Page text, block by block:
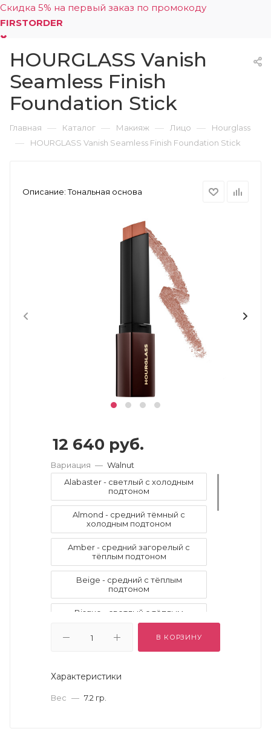
Скидка 5% на первый заказ по промокоду
FIRSTORDER
0
HOURGLASS Vanish
Seamless Finish
Foundation Stick
Главная — Каталог — Макияж — Лицо — Hourglass
— HOURGLASS Vanish Seamless Finish Foundation Stick
Описание:Тональная основа
12 640 руб.
Вариация — Walnut
Alabaster - светлый с холодным
подтоном
Almond - средний тёмный с
холодным подтоном
Amber - средний загорелый с
тёплым подтоном
Beige - средний с тёплым
подтоном
Bisque - светлый с тёплым
подтоном
подтоном
Buff - светлый с тёплым подтоном
Chestnut - тёмный с натуральным
В КОРЗИНУ
Характеристики
Вес — 7.2 гр.